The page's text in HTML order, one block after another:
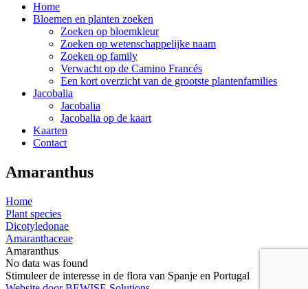
Home
Bloemen en planten zoeken
Zoeken op bloemkleur
Zoeken op wetenschappelijke naam
Zoeken op family
Verwacht op de Camino Francés
Een kort overzicht van de grootste plantenfamilies
Jacobalia
Jacobalia
Jacobalia op de kaart
Kaarten
Contact
Amaranthus
Home
Plant species
Dicotyledonae
Amaranthaceae
Amaranthus
No data was found
Stimuleer de interesse in de flora van Spanje en Portugal